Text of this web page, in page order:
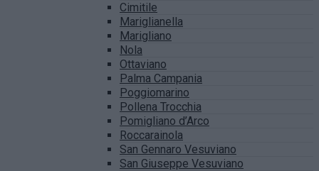
Cimitile
Mariglianella
Marigliano
Nola
Ottaviano
Palma Campania
Poggiomarino
Pollena Trocchia
Pomigliano d’Arco
Roccarainola
San Gennaro Vesuviano
San Giuseppe Vesuviano